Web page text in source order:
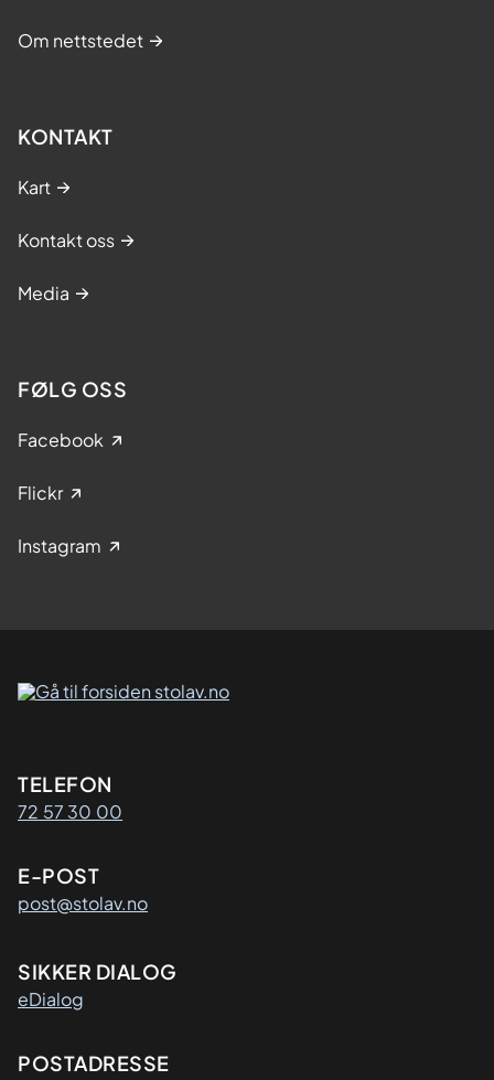
Om nettstedet
KONTAKT
Kart
Kontakt oss
Media
FØLG OSS
Facebook
Flickr
Instagram
Kontaktinformasjon
TELEFON
72 57 30 00
E-POST
post@stolav.no
SIKKER DIALOG
eDialog
Adresse
POSTADRESSE